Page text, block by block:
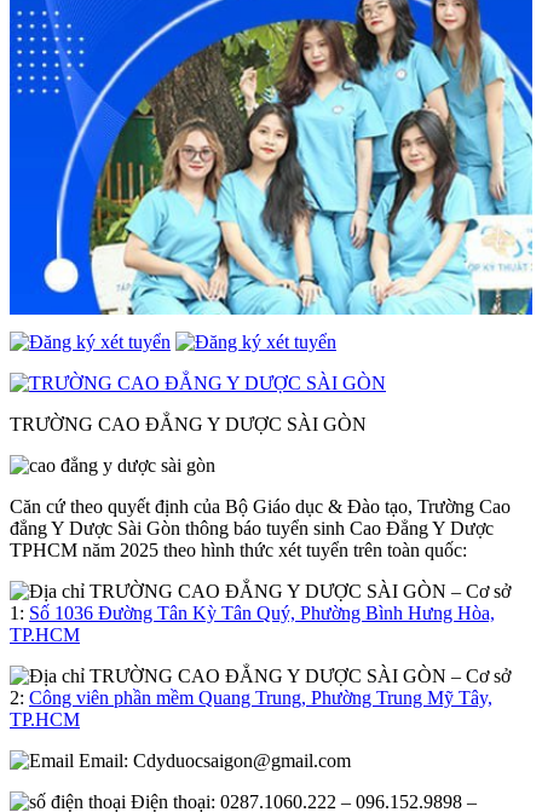
TRƯỜNG CAO ĐẲNG Y DƯỢC SÀI GÒN
Căn cứ theo quyết định của Bộ Giáo dục & Đào tạo, Trường Cao
đẳng Y Dược Sài Gòn thông báo tuyển sinh Cao Đẳng Y Dược
TPHCM năm 2025 theo hình thức xét tuyển trên toàn quốc:
– Cơ sở
1: Số 1036 Đường Tân Kỳ Tân Quý, Phường Bình Hưng Hòa,
TP.HCM
– Cơ sở
2: Công viên phần mềm Quang Trung, Phường Trung Mỹ Tây,
TP.HCM
Email: Cdyduocsaigon@gmail.com
Điện thoại: 0287.1060.222 – 096.152.9898 –